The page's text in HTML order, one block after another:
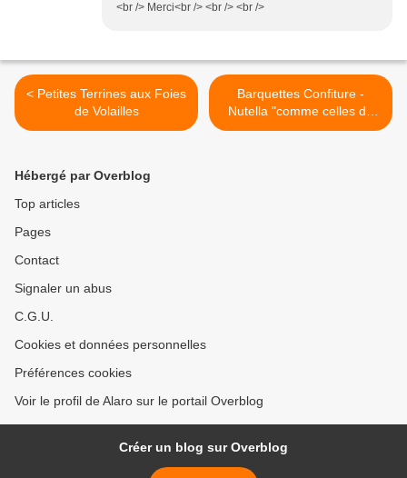
<br /> Merci<br /> <br /> <br />
< Petites Terrines aux Foies
de Volailles
Barquettes Confiture -
Nutella "comme celles de
Lu®" >
Hébergé par Overblog
Top articles
Pages
Contact
Signaler un abus
C.G.U.
Cookies et données personnelles
Préférences cookies
Voir le profil de Alaro sur le portail Overblog
Créer un blog sur Overblog